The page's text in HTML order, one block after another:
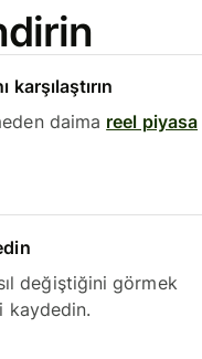
karşılaştırın
daima reel piyasa
değiştiğini görmek
kaydedin.